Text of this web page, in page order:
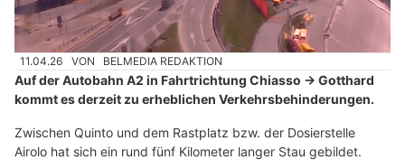
11.04.26 VON BELMEDIA REDAKTION
Auf der Autobahn A2 in Fahrtrichtung Chiasso → Gotthard
kommt es derzeit zu erheblichen Verkehrsbehinderungen.
Zwischen Quinto und dem Rastplatz bzw. der Dosierstelle
Airolo hat sich ein rund fünf Kilometer langer Stau gebildet.